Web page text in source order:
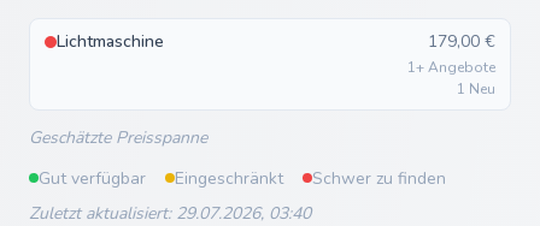
Lichtmaschine 179,00 €
1+ Angebote
1 Neu
Geschätzte Preisspanne
Gut verfügbar
Eingeschränkt
Schwer zu finden
Zuletzt aktualisiert: 29.07.2026, 03:40